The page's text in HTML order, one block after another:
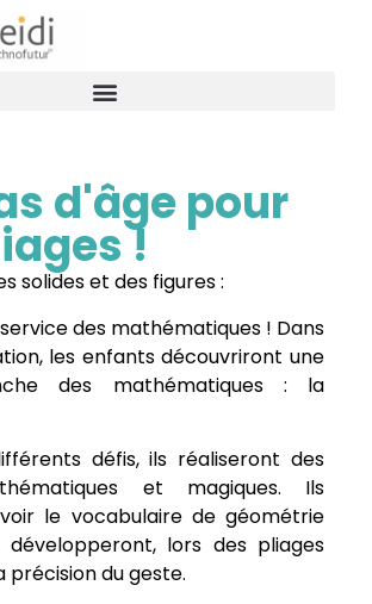
d'âge pour
!
solides et des figures :
des mathématiques ! Dans
les enfants découvriront une
des mathématiques : la
défis, ils réaliseront des
et magiques. Ils
le vocabulaire de géométrie
lors des pliages
précision du geste.